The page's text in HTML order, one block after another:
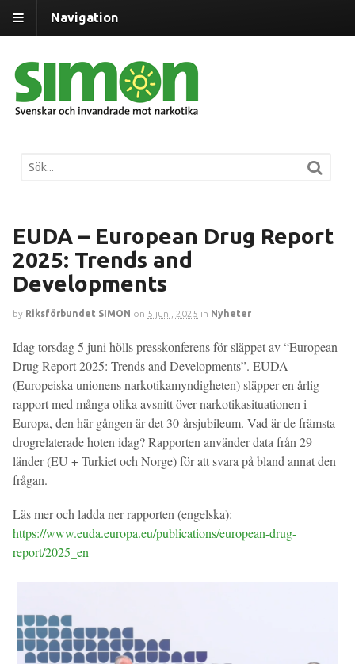
Navigation
EUDA – European Drug Report
2025: Trends and
Developments
by Riksförbundet SIMON on 5 juni, 2025 in Nyheter
Idag torsdag 5 juni hölls presskonferens för släppet av “European
Drug Report 2025: Trends and Developments”. EUDA
(Europeiska unionens narkotikamyndigheten) släpper en årlig
rapport med många olika avsnitt över narkotikasituationen i
Europa, den här gången är det 30-årsjubileum. Vad är de främsta
drogrelaterade hoten idag? Rapporten använder data från 29
länder (EU + Turkiet och Norge) för att svara på bland annat den
frågan.
Läs mer och ladda ner rapporten (engelska):
https://www.euda.europa.eu/publications/european-drug-
report/2025_en